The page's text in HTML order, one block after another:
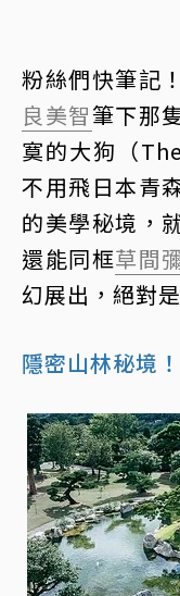
粉絲們快筆記
良美智筆下那
寞的大狗（
不用飛日本青
的美學秘境，
還能同框草間
幻展出，絕對
隱密山林秘境